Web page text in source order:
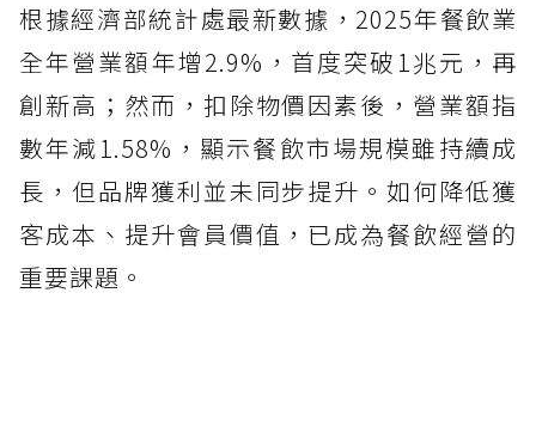
根據經濟部統計處最新數據，2025年餐飲業
全年營業額年增2.9%，首度突破1兆元，再
創新高；然而，扣除物價因素後，營業額指
數年減1.58%，顯示餐飲市場規模雖持續成
長，但品牌獲利並未同步提升。如何降低獲
客成本、提升會員價值，已成為餐飲經營的
重要課題。